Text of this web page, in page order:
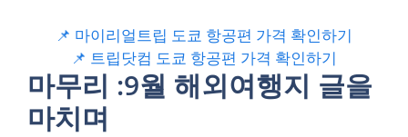
📌 마이리얼트립 도쿄 항공편 가격 확인하기
📌 트립닷컴 도쿄 항공편 가격 확인하기
마무리 :9월 해외여행지 글을
마치며